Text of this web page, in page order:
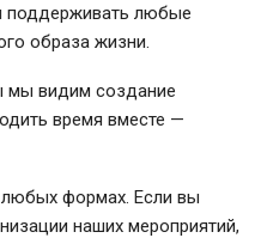
поддерживать любые
образа жизни.
мы видим создание
время вместе —
формах. Если вы
наших мероприятий,